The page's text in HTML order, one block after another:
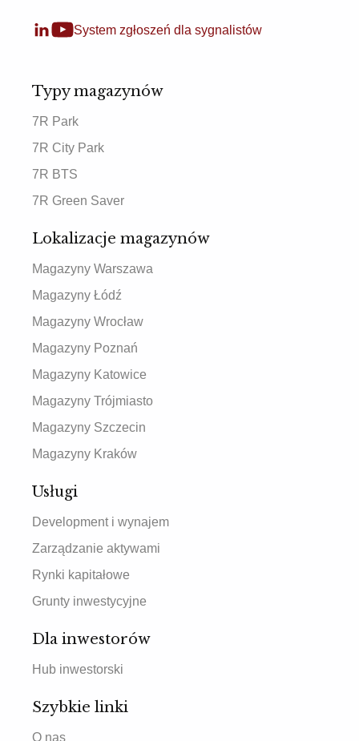
System zgłoszeń dla sygnalistów
Typy magazynów
7R Park
7R City Park
7R BTS
7R Green Saver
Lokalizacje magazynów
Magazyny Warszawa
Magazyny Łódź
Magazyny Wrocław
Magazyny Poznań
Magazyny Katowice
Magazyny Trójmiasto
Magazyny Szczecin
Magazyny Kraków
Usługi
Development i wynajem
Zarządzanie aktywami
Rynki kapitałowe
Grunty inwestycyjne
Dla inwestorów
Hub inwestorski
Szybkie linki
O nas